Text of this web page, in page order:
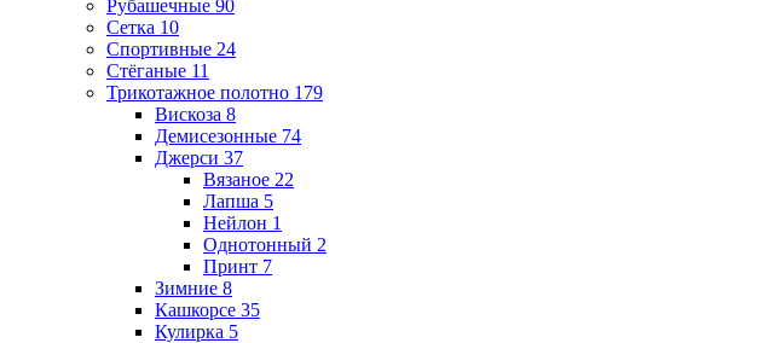
Рубашечные 90
Сетка 10
Спортивные 24
Стёганые 11
Трикотажное полотно 179
Вискоза 8
Демисезонные 74
Джерси 37
Вязаное 22
Лапша 5
Нейлон 1
Однотонный 2
Принт 7
Зимние 8
Кашкорсе 35
Кулирка 5